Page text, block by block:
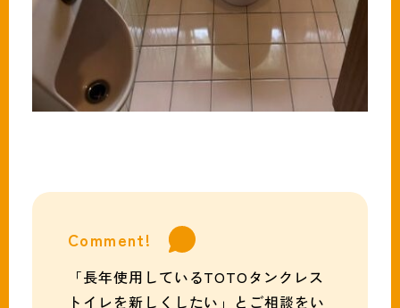
Comment!
「長年使用しているTOTOタンクレス
トイレを新しくしたい」とご相談をい